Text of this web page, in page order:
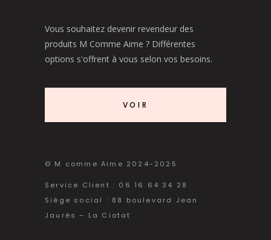
Vous souhaitez devenir revendeur des
produits M Comme Aime ? Différentes
options s'offrent à vous selon vos besoins.
VOIR
© M comme Aime 2024-2025
Service Client : 06 16 64 34 28
Siège social : 88 boulevard Jean
Jaurès – La Ciotat